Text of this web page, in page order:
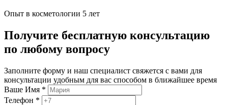
Опыт в косметологии 5 лет
Получите бесплатную консультацию
по любому вопросу
Заполните форму и наш специалист свяжется с вами для
консультации удобным для вас способом в ближайшее время
Ваше Имя *
Телефон *